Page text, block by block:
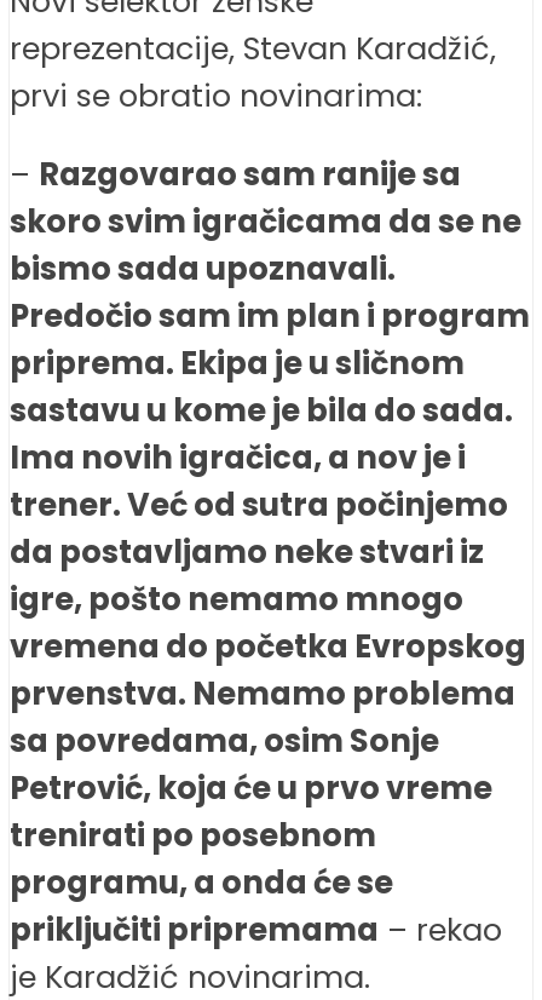
reprezentacije, Stevan Karadžić,
prvi se obratio novinarima:
– Razgovarao sam ranije sa
skoro svim igračicama da se ne
bismo sada upoznavali.
Predočio sam im plan i program
priprema. Ekipa je u sličnom
sastavu u kome je bila do sada.
Ima novih igračica, a nov je i
trener. Već od sutra počinjemo
da postavljamo neke stvari iz
igre, pošto nemamo mnogo
vremena do početka Evropskog
prvenstva. Nemamo problema
sa povredama, osim Sonje
Petrović, koja će u prvo vreme
trenirati po posebnom
programu, a onda će se
priključiti pripremama – rekao
je Karadžić novinarima.